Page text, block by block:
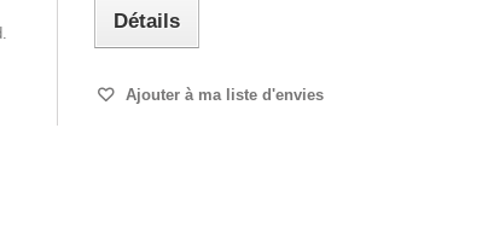
Détails
Ajouter à ma liste d'envies